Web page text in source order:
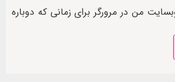
من در مرورگر برای زمانی که دوباره